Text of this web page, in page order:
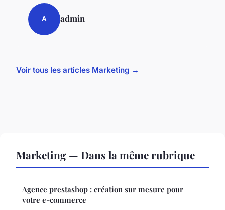
A admin
Voir tous les articles Marketing →
Marketing — Dans la même rubrique
Agence prestashop : création sur mesure pour
votre e-commerce